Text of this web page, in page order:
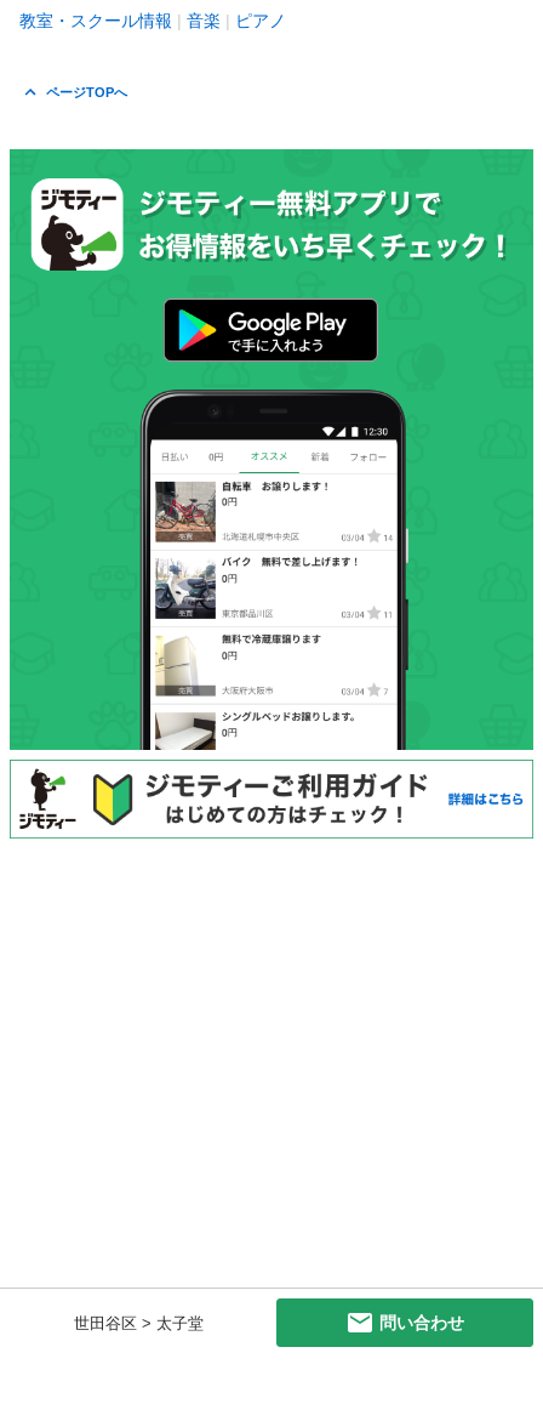
世田谷区 > 太子堂 問い合わせ
教室・スクール情報 音楽 ピアノ
ページTOPへ